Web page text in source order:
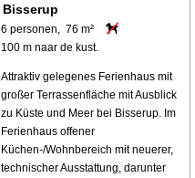
Bisserup
6 personen, 76 m²
100 m naar de kust.
Attraktiv gelegenes Ferienhaus mit
großer Terrassenfläche mit Ausblick
zu Küste und Meer bei Bisserup. Im
Ferienhaus offener
Küchen-/Wohnbereich mit neuerer,
technischer Ausstattung, darunter